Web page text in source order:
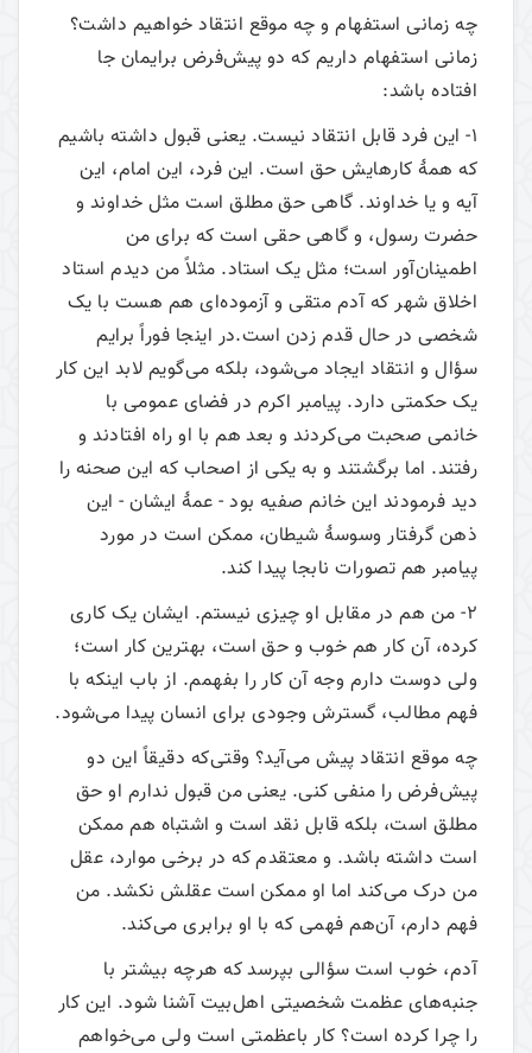
چه زمانی استفهام و چه موقع انتقاد خواهیم داشت؟
زمانی استفهام داریم که دو پیش‌فرض برایمان جا
افتاده باشد:
1- این فرد قابل انتقاد نیست. یعنی قبول داشته باشیم
که همۀ کارهایش حق است. این فرد، این امام، این
آیه و یا خداوند. گاهی حق مطلق است مثل خداوند و
حضرت رسول، و گاهی حقی است که برای من
اطمینان‌آور است؛ مثل یک استاد. مثلاً من دیدم استاد
اخلاق شهر که آدم متقی و آزموده‌ای هم هست با یک
شخصی در حال قدم زدن است.در اینجا فوراً برایم
سؤال و انتقاد ایجاد می‌‌شود، بلکه می‌گویم لابد این کار
یک حکمتی دارد. پیامبر اکرم در فضای عمومی با
خانمی صحبت می‌‌کردند و بعد هم با او راه افتادند و
رفتند. اما برگشتند و به یکی از اصحاب که این صحنه را
دید فرمودند این خانم صفیه بود - عمۀ ایشان - این
ذهن گرفتار وسوسۀ شیطان، ممکن است در مورد
پیامبر هم تصورات نابجا پیدا کند.
2- من هم در مقابل او چیزی نیستم. ایشان یک کاری
کرده، آن کار هم خوب و حق است، بهترین کار است؛
ولی دوست دارم وجه آن کار را بفهمم. از باب اینکه با
فهم مطالب، گسترش وجودی برای انسان پیدا می‌‌شود.
چه موقع انتقاد پیش می‌‌آید؟ وقتی‌که دقیقاً این دو
پیش‌فرض را منفی کنی. یعنی من قبول ندارم او حق
مطلق است، بلکه قابل نقد است و اشتباه هم ممکن
است داشته باشد. و معتقدم که در برخی موارد، عقل
من درک می‌‌کند اما او ممکن است عقلش نکشد. من
فهم دارم، آن‌هم فهمی که با او برابری می‌‌کند.
آدم، خوب است سؤالی بپرسد که هرچه بیشتر با
جنبه‌های عظمت شخصیتی اهل‌بیت آشنا شود. این کار
را چرا کرده است؟ کار باعظمتی است ولی می‌‌خواهم